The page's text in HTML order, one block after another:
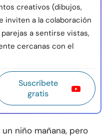
creativos (dibujos,
inviten a la colaboración
a sentirse vistas,
cercanas con el
Suscríbete
gratis
niño mañana, pero